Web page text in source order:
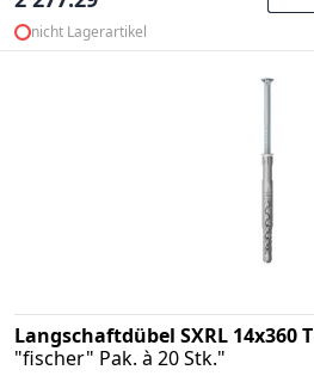
nicht Lagerartikel
Langschaftdübel SXRL 14x360 T
"fischer" Pak. à 20 Stk."